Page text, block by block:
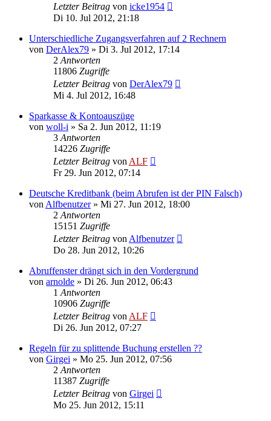
Letzter Beitrag von icke1954
Di 10. Jul 2012, 21:18
Unterschiedliche Zugangsverfahren auf 2 Rechnern
von DerAlex79 » Di 3. Jul 2012, 17:14
2 Antworten
11806 Zugriffe
Letzter Beitrag von DerAlex79
Mi 4. Jul 2012, 16:48
Sparkasse & Kontoauszüge
von woll-i » Sa 2. Jun 2012, 11:19
3 Antworten
14226 Zugriffe
Letzter Beitrag von ALF
Fr 29. Jun 2012, 07:14
Deutsche Kreditbank (beim Abrufen ist der PIN Falsch)
von Alfbenutzer» Mi 27. Jun 2012, 18:00
2 Antworten
15151 Zugriffe
Letzter Beitrag von Alfbenutzer
Do 28. Jun 2012, 10:26
Abruffenster drängt sich in den Vordergrund
von arnolde » Di 26. Jun 2012, 06:43
1 Antworten
10906 Zugriffe
Letzter Beitrag von ALF
Di 26. Jun 2012, 07:27
Regeln für zu splittende Buchung erstellen ??
von Girgei » Mo 25. Jun 2012, 07:56
2 Antworten
11387 Zugriffe
Letzter Beitrag von Girgei
Mo 25. Jun 2012, 15:11